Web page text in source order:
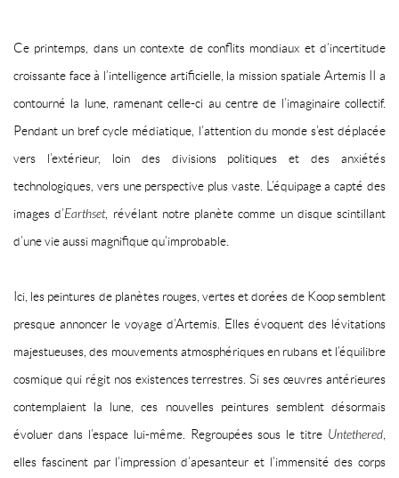
Ce printemps, dans un contexte de conflits mondiaux et d’incertitude
croissante face à l’intelligence artificielle, la mission spatiale Artemis II a
contourné la lune, ramenant celle-ci au centre de l’imaginaire collectif.
Pendant un bref cycle médiatique, l’attention du monde s’est déplacée
vers l’extérieur, loin des divisions politiques et des anxiétés
technologiques, vers une perspective plus vaste. L’équipage a capté des
images d’Earthset, révélant notre planète comme un disque scintillant
d’une vie aussi magnifique qu’improbable.
Ici, les peintures de planètes rouges, vertes et dorées de Koop semblent
presque annoncer le voyage d’Artemis. Elles évoquent des lévitations
majestueuses, des mouvements atmosphériques en rubans et l’équilibre
cosmique qui régit nos existences terrestres. Si ses œuvres antérieures
contemplaient la lune, ces nouvelles peintures semblent désormais
évoluer dans l’espace lui-même. Regroupées sous le titre Untethered
elles fascinent par l’impression d’apesanteur et l’immensité des corps